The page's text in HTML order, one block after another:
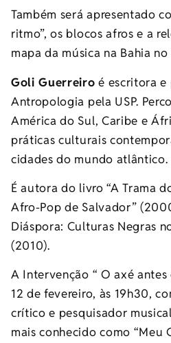
Também será apresentado
ritmo”, os blocos afros e a
mapa da música na Bahia no
Goli Guerreiro é escritora
Antropologia pela USP.
América do Sul, Caribe e
práticas culturais
cidades do mundo atlântico.
É autora do livro “A Trama
Afro-Pop de Salvador”
Diáspora: Culturas Negras
(2010).
A Intervenção “ O axé antes
12 de fevereiro, às 19h30,
crítico e pesquisador musical
mais conhecido como “Meu